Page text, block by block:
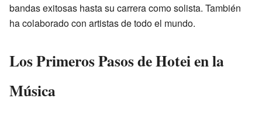
bandas exitosas hasta su carrera como solista. También
ha colaborado con artistas de todo el mundo.
Los Primeros Pasos de Hotei en la
Música